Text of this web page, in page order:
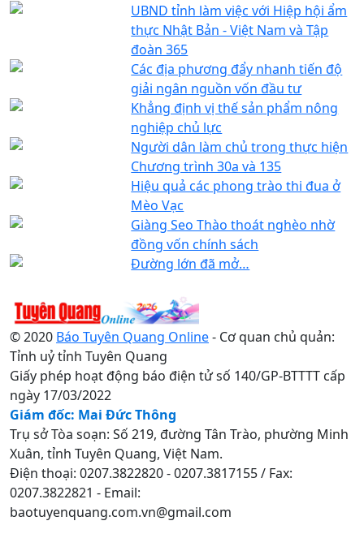
UBND tỉnh làm việc với Hiệp hội ẩm
thực Nhật Bản - Việt Nam và Tập
đoàn 365
Các địa phương đẩy nhanh tiến độ
giải ngân nguồn vốn đầu tư
Khẳng định vị thế sản phẩm nông
nghiệp chủ lực
Người dân làm chủ trong thực hiện
Chương trình 30a và 135
Hiệu quả các phong trào thi đua ở
Mèo Vạc
Giàng Seo Thào thoát nghèo nhờ
đồng vốn chính sách
Đường lớn đã mở…
© 2020 Báo Tuyên Quang Online- Cơ quan chủ quản:
Tỉnh uỷ tỉnh Tuyên Quang
Giấy phép hoạt động báo điện tử số 140/GP-BTTTT cấp
ngày 17/03/2022
Giám đốc: Mai Đức Thông
Trụ sở Tòa soạn: Số 219, đường Tân Trào, phường Minh
Xuân, tỉnh Tuyên Quang, Việt Nam.
Điện thoại: 0207.3822820 - 0207.3817155 / Fax:
0207.3822821 - Email:
baotuyenquang.com.vn@gmail.com